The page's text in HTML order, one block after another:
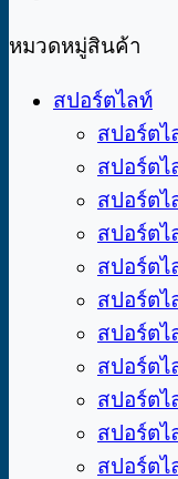
หมวดหมู่สินค้า
สปอร์ตไลท์
สปอร์ตไ
สปอร์ตไ
สปอร์ตไ
สปอร์ตไ
สปอร์ตไ
สปอร์ตไ
สปอร์ตไ
สปอร์ตไ
สปอร์ตไ
สปอร์ตไ
สปอร์ตไ